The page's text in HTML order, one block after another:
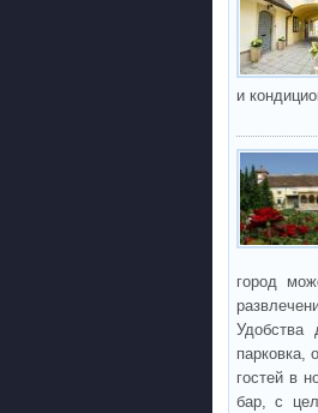
и
город
Удобства
парковка,
гостей в
бар, с